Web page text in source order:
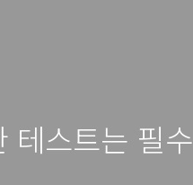
테스트는 필수